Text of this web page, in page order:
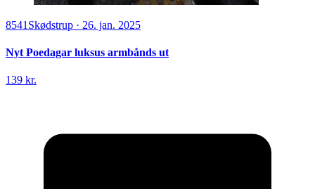
8541 Skødstrup · 26. jan. 2025
Nyt Poedagar luksus armbånds ut
139 kr.